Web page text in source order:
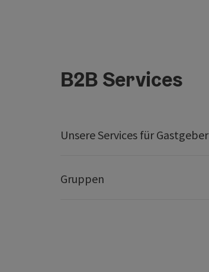
B2B Services
Unsere Services für Gastgeber
Gruppen